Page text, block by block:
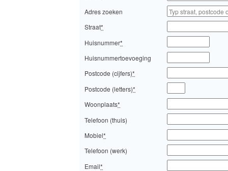
Adres zoeken
Straat*
Huisnummer*
Huisnummertoevoeging
Postcode (cijfers)*
Postcode (letters)*
Woonplaats*
Telefoon (thuis)
Mobiel*
Telefoon (werk)
Email*